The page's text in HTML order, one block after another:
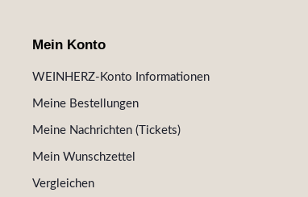
Mein Konto
WEINHERZ-Konto Informationen
Meine Bestellungen
Meine Nachrichten (Tickets)
Mein Wunschzettel
Vergleichen